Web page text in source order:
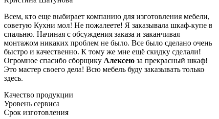
Всем, кто еще выбирает компанию для изготовления мебели,
советую Кухни мол! Не пожалеете! Я заказывала шкаф-купе в
спальню. Начиная с обсуждения заказа и заканчивая
монтажом никаких проблем не было. Все было сделано очень
быстро и качественно. К тому же мне ещё скидку сделали!
Огромное спасибо сборщику Алексею за прекрасный шкаф!
Это мастер своего дела! Всю мебель буду заказывать только
здесь.
Качество продукции
Уровень сервиса
Срок изготовления